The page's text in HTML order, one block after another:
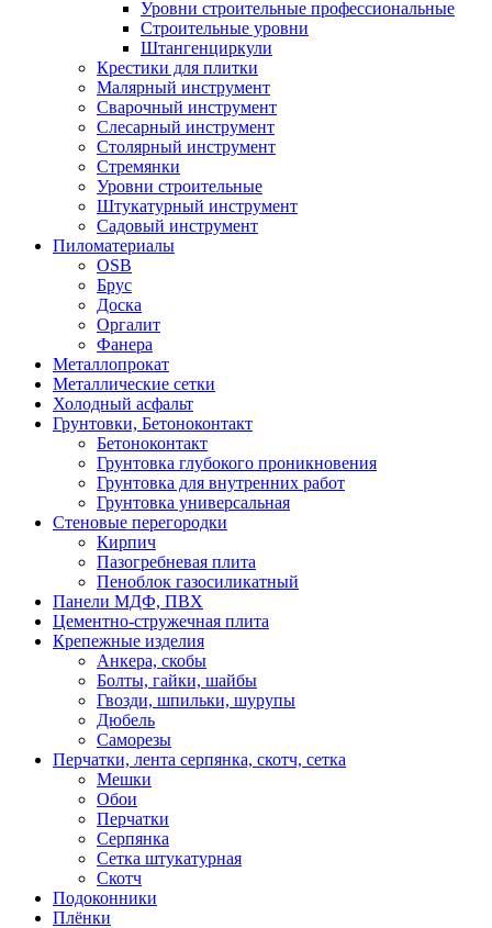
Уровни строительные профессиональные
Строительные уровни
Штангенциркули
Крестики для плитки
Малярный инструмент
Сварочный инструмент
Слесарный инструмент
Столярный инструмент
Стремянки
Уровни строительные
Штукатурный инструмент
Садовый инструмент
Пиломатериалы
OSB
Брус
Доска
Оргалит
Фанера
Металлопрокат
Металлические сетки
Холодный асфальт
Грунтовки, Бетоноконтакт
Бетоноконтакт
Грунтовка глубокого проникновения
Грунтовка для внутренних работ
Грунтовка универсальная
Стеновые перегородки
Кирпич
Пазогребневая плита
Пеноблок газосиликатный
Панели МДФ, ПВХ
Цементно-стружечная плита
Крепежные изделия
Анкера, скобы
Болты, гайки, шайбы
Гвозди, шпильки, шурупы
Дюбель
Саморезы
Перчатки, лента серпянка, скотч, сетка
Мешки
Обои
Перчатки
Серпянка
Сетка штукатурная
Скотч
Подоконники
Плёнки